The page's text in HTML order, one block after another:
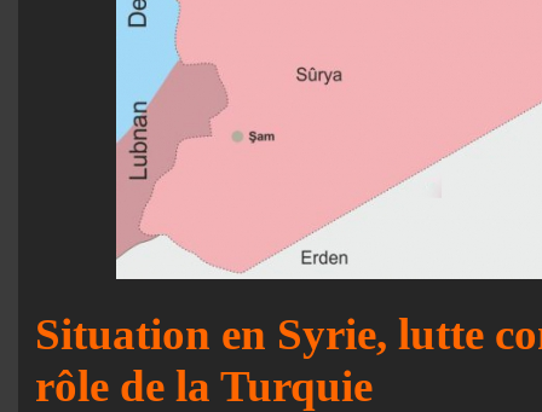
Situation en Syrie, lutte
rôle de la Turquie